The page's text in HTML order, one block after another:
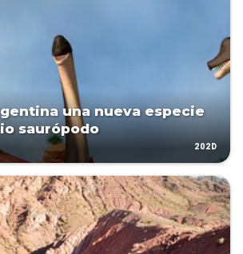
una nueva especie
saurópodo
202D